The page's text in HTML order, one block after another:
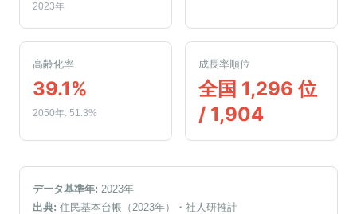
2023年
高齢化率
39.1%
2050年: 51.3%
成長率順位
全国 1,296 位
/ 1,904
データ基準年: 2023年
出典: 住民基本台帳（2023年）
・社人研推計